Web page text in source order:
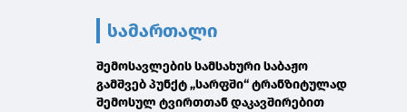
სამართალი
შემოსავლების სამსახური საბაჟო
გამშვებ პუნქტ „სარფში“ ტრანზიტულად
შემოსულ ტვირთთან დაკავშირებით